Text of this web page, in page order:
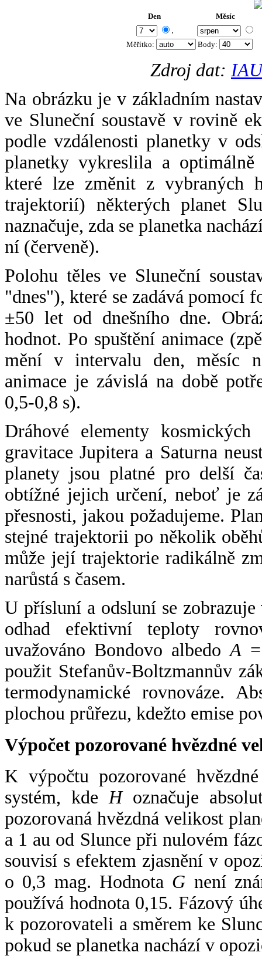
Den Měsíc
.
Měřítko: Body:
Zdroj dat:
Na obrázku je v základním
ve Sluneční soustavě v rovině
podle vzdálenosti planetky v
planetky vykreslila a
které lze změnit z vybraných
trajektorií) některých planet
naznačuje, zda se planetka
ní (červeně).
Polohu těles ve Sluneční
"dnes"), které se zadává pomocí
±50 let od dnešního dne.
hodnot. Po spuštění animace
mění v intervalu den, měsíc
animace je závislá na době
0,5-0,8 s).
Dráhové elementy
gravitace Jupitera a Saturna
planety jsou platné pro delší
obtížné jejich určení, neboť je
přesnosti, jakou požadujeme.
stejné trajektorii po několik
může její trajektorie radikálně
narůstá s časem.
U přísluní a odsluní se
odhad efektivní teploty
uvažováno Bondovo albedoA
použit Stefanův-Boltzmannův
termodynamické rovnováze.
plochou průřezu, kdežto emise
Výpočet pozorované hvězdné
K výpočtu pozorované
systém, kde Hoznačuje
pozorovaná hvězdná velikost
a 1 au od Slunce při nulovém
souvisí s efektem zjasnění v
o 0,3 mag. Hodnota G není
používá hodnota 0,15. Fázový
k pozorovateli a směrem ke
pokud se planetka nachází v